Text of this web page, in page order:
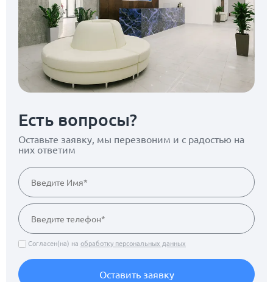
Есть вопросы?
Оставьте заявку, мы перезвоним и с радостью на
них ответим
Согласен(на) на обработку персональных данных
Оставить заявку